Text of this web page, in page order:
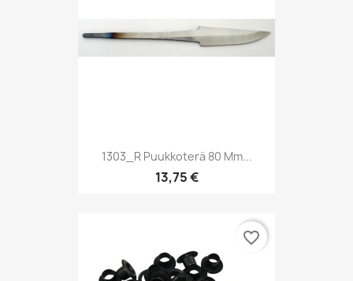
1303_R Puukkoterä 80 Mm...
13,75 €
favorite_border